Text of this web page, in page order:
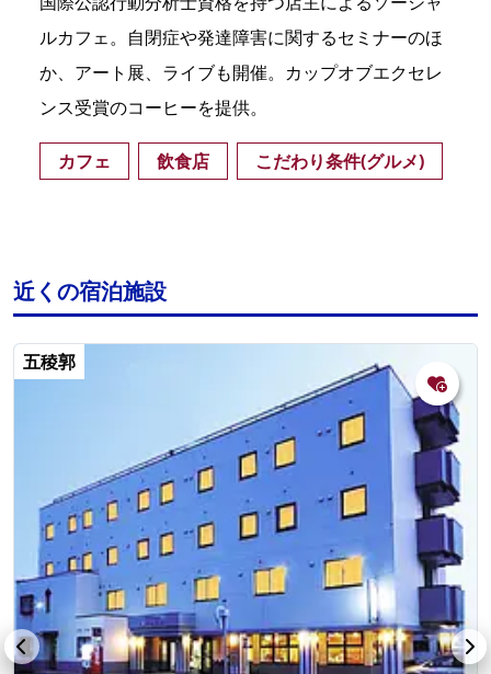
ルカフェ。自閉症や発達障害に関するセミナーのほ
か、アート展、ライブも開催。カップオブエクセレ
ンス受賞のコーヒーを提供。
カフェ 飲食店 こだわり条件(グルメ)
近くの宿泊施設
五稜郭